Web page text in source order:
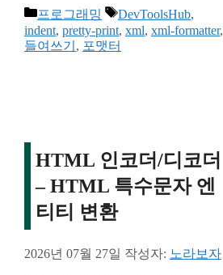
카
테
고
프로그래밍
태
그
DevToolsHub,
indent, pretty-print, xml, xml-formatter,
들여쓰기 , 포맷터
HTML 인코더/디코더
– HTML 특수문자 엔
티티 변환
2026년 07월 27일 작성자: 노라보자